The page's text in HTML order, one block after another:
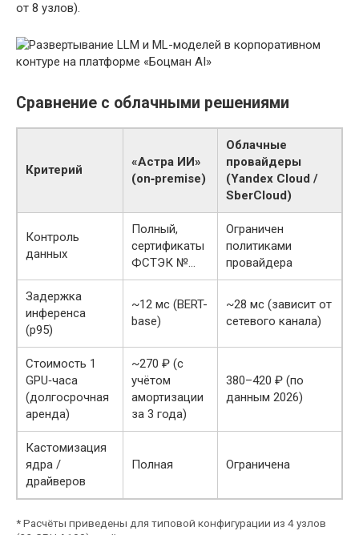
от 8 узлов).
Сравнение с облачными решениями
Критерий
«Астра ИИ»
(on‑premise)
Облачные
провайдеры
(Yandex Cloud /
SberCloud)
Контроль
данных
Полный,
сертификаты
ФСТЭК №…
Ограничен
политиками
провайдера
Задержка
инференса
(p95)
~12 мс (BERT-
base)
~28 мс (зависит от
сетевого канала)
Стоимость 1
GPU‑часа
(долгосрочная
аренда)
~270 ₽ (с
учётом
амортизации
за 3 года)
380–420 ₽ (по
данным 2026)
Кастомизация
ядра /
драйверов
Полная Ограничена
* Расчёты приведены для типовой конфигурации из 4 узлов